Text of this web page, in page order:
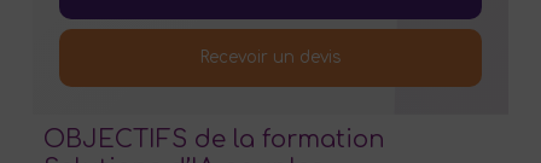
Recevoir un devis
OBJECTIFS de la formation